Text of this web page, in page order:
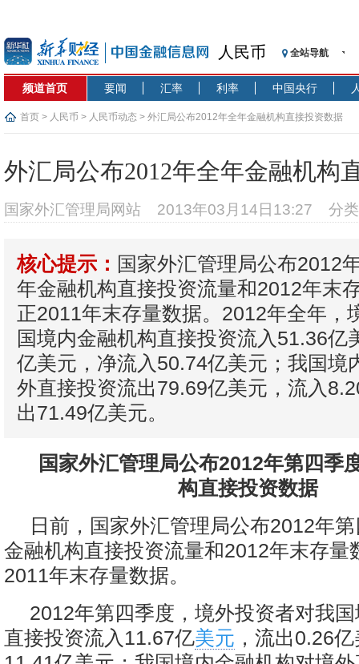
人民币 全站导航
频道首页 要闻 汇率 利率 中国央行
首页 > 人民币 > 人民币动态 > 外汇局公布2012年全年金融机构直接投资数据
外汇局公布2012年全年金融机构
国家外汇管理局网站 2013年03月14日13:27 分
核心提示： 国家外汇管理局公布2012
年金融机构直接投资流量和2012年末
正2011年末存量数据。2012年全年，
国境内金融机构直接投资流入51.36亿
亿美元，净流入50.74亿美元；我国境
外直接投资流出79.69亿美元，流入
出71.49亿美元。
国家外汇管理局公布2012年第四季
构直接投资数据
日前，国家外汇管理局公布2012年
金融机构直接投资流量和2012年末存量
2011年末存量数据。
2012年第四季度，境外投资者对我
直接投资流入11.67亿美元 ，流出0.26